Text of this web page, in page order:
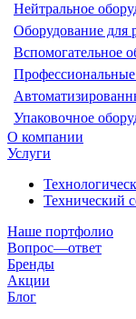
Нейтральное
Оборудование для
Вспомогательное
Упаковочное
О компании
Услуги
Технический
Наше портфолио
Вопрос—ответ
Бренды
Акции
Блог